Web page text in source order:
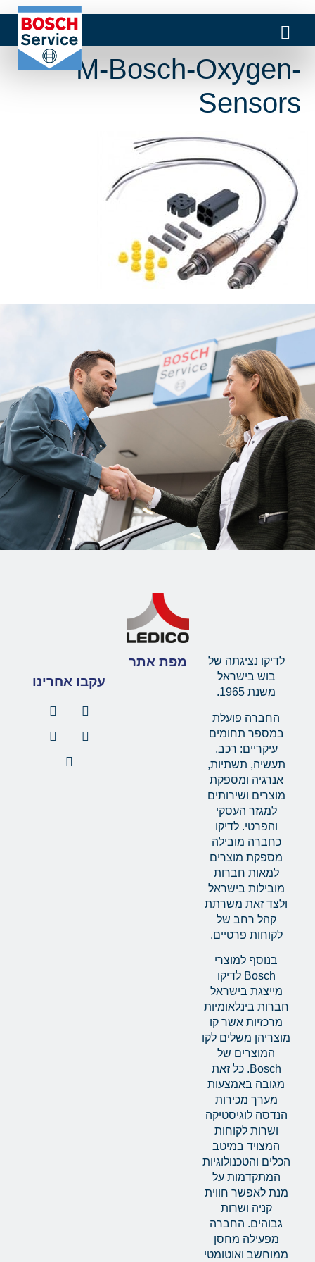
M-Bosch-Oxygen-
Sensors
לדיקו נציגתה של
בוש בישראל
משנת 1965.
החברה פועלת
במספר תחומים
עיקריים: רכב,
תעשיה, תשתיות,
אנרגיה ומספקת
מוצרים ושירותים
למגזר העסקי
והפרטי. לדיקו
כחברה מובילה
מספקת מוצרים
למאות חברות
מובילות בישראל
ולצד זאת משרתת
קהל רחב של
לקוחות פרטיים.
בנוסף למוצרי
Bosch לדיקו
מייצגת בישראל
חברות בינלאומיות
מרכזיות אשר קו
מוצריהן משלים לקו
המוצרים של
Bosch. כל זאת
מגובה באמצעות
מערך מכירות
הנדסה לוגיסטיקה
ושרות לקוחות
המצויד במיטב
הכלים והטכנולוגיות
המתקדמות על
מנת לאפשר חווית
קניה ושרות
גבוהים. החברה
מפעילה מחסן
ממוחשב ואוטומטי
מפת אתר
עקבו אחרינו